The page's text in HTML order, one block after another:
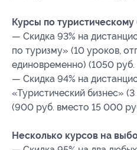
Курсы по туристическому
— Скидка 93% на
по туризму» (10 уроков,
единовременно) (1050
— Скидка 94% на
«Туристический бизнес»
(900 руб. вместо 15 000
Несколько курсов на